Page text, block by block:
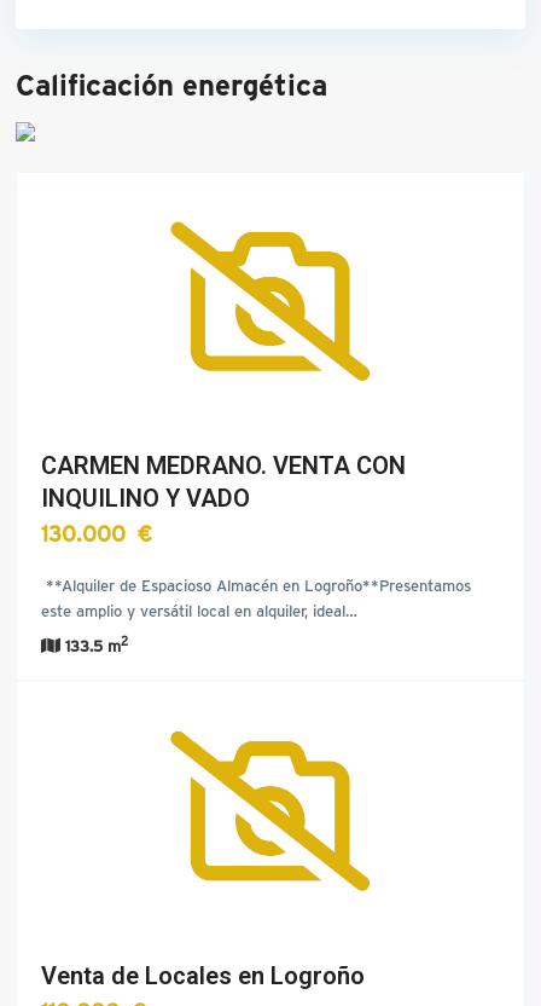
Calificación energética
CARMEN MEDRANO. VENTA CON
INQUILINO Y VADO
130.000 €
**Alquiler de Espacioso Almacén en Logroño**Presentamos
este amplio y versátil local en alquiler, ideal…
133.5 m2
Venta de Locales en Logroño